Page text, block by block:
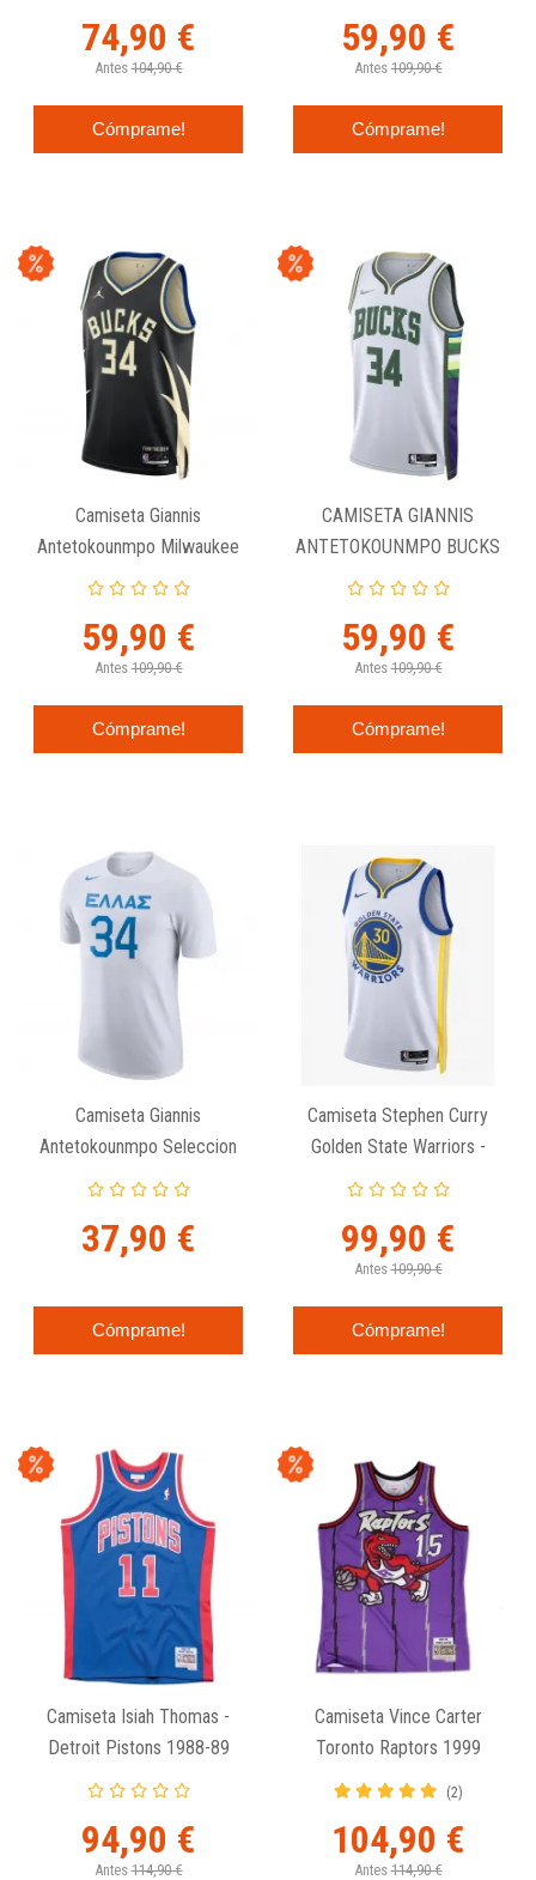
74,90 €
Antes 104,90 €
Cómprame!
59,90 €
Antes 109,90 €
Cómprame!
Camiseta Giannis
Antetokounmpo Milwaukee
Bucks Statement Edition -
59,90 €
Antes 109,90 €
Cómprame!
CAMISETA GIANNIS
ANTETOKOUNMPO BUCKS
SWINGMAN NIKE CITY
59,90 €
Antes 109,90 €
Cómprame!
Camiseta Giannis
Antetokounmpo Seleccion
De Grecia "Name And
37,90 €
Cómprame!
Camiseta Stephen Curry
Golden State Warriors -
Nike Swingman Association
99,90 €
Antes 109,90 €
Cómprame!
Camiseta Isiah Thomas -
Detroit Pistons 1988-89
Mitchell And Ness
94,90 €
Antes 114,90 €
Camiseta Vince Carter
Toronto Raptors 1999
Mitchell And Ness Retro
(2)
104,90 €
Antes 114,90 €